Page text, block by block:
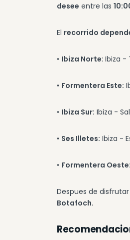
desee entre las
El recorrido
• Ibiza Norte: Ibiza -
• Formentera Este:
• Ibiza Sur: Ibiza -
• Ses Illetes: Ibiza -
• Formentera Oeste:
Despues de
Botafoch.